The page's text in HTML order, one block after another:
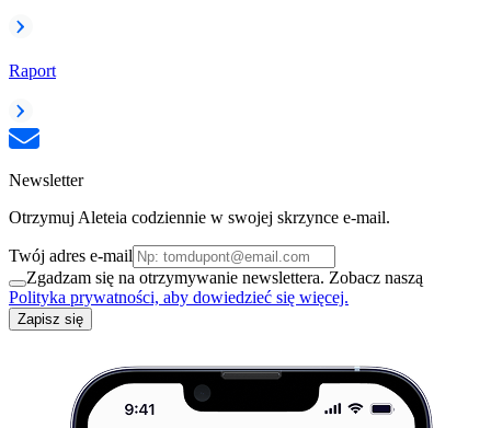
Raport
Newsletter
Otrzymuj Aleteia codziennie w swojej skrzynce e-mail.
Twój adres e-mail
Zgadzam się na otrzymywanie newslettera. Zobacz naszą
Polityka prywatności, aby dowiedzieć się więcej.
Zapisz się